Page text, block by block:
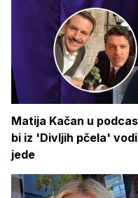
Matija Kačan u
bi iz 'Divljih pčela'
jede